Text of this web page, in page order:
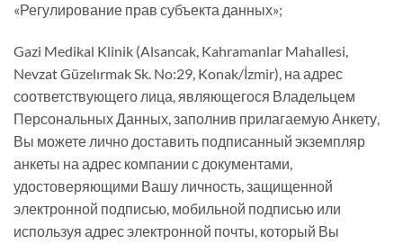
«Регулирование прав субъекта данных»;
Gazi Medikal Klinik (Alsancak, Kahramanlar Mahallesi,
Nevzat Güzelırmak Sk. No:29, Konak/İzmir), на адрес
соответствующего лица, являющегося Владельцем
Персональных Данных, заполнив прилагаемую Анкету,
Вы можете лично доставить подписанный экземпляр
анкеты на адрес компании с документами,
удостоверяющими Вашу личность, защищенной
электронной подписью, мобильной подписью или
используя адрес электронной почты, который Вы